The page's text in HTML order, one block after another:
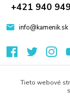
+421 940
info@kamenik.sk
Tieto webové